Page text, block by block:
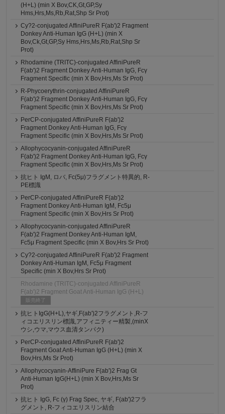
(H+L) (min X Bov,CK,Gt,GP,Sy
Hms,Hrs,Ms,Rb,Rat,Shp Sr Prot)
Cy?2-conjugated AffiniPureR F(ab')2 Fragment
Donkey Anti-Human IgG (H+L) (min X
Bov,Ck,Gt,GP,Sy Hms,Hrs,Ms,Rb,Rat,Shp Sr
Prot)
Rhodamine (TRITC)-conjugated AffiniPureR
F(ab')2 Fragment Donkey Anti-Human IgG, Fcγ
Fragment Specific (min X Bov,Hrs,Ms Sr Prot)
R-Phycoerythrin-conjugated AffiniPureR
F(ab')2 Fragment Donkey Anti-Human IgG, Fcγ
Fragment Specific (min X Bov,Hrs,Ms Sr Prot)
PerCP-conjugated AffiniPureR F(ab')2
Fragment Donkey Anti-Human IgG, Fcγ
Fragment Specific (min X Bov,Hrs,Ms Sr Prot)
Allophycocyanin-conjugated AffiniPureR
F(ab')2 Fragment Donkey Anti-Human IgG, Fcγ
Fragment Specific (min X Bov,Hrs,Ms Sr Prot)
抗ヒト IgM, ロバ, Fc(5μ)フラグメント特異的, R-
PE標識
PerCP-conjugated AffiniPureR F(ab')2
Fragment Donkey Anti-Human IgM, Fc5μ
Fragment Specific (min X Bov,Hrs Sr Prot)
Allophycocyanin-conjugated AffiniPureR
F(ab')2 Fragment Donkey Anti-Human IgM,
Fc5μ Fragment Specific (min X Bov,Hrs Sr Prot)
Cy?2-conjugated AffiniPureR F(ab')2 Fragment
Donkey Anti-Human IgM, Fc5μ Fragment
Specific (min X Bov,Hrs Sr Prot)
Rhodamine (TRITC)-conjugated AffiniPureR
F(ab')2 Fragment Goat Anti-Human IgG (H+L)
販売終了
抗ヒトIgG(H+L),ヤギ,F(ab')2フラグメント,R-フ
ィコエリスリン標識,アフィニティー精製,(minX
ウシ,ウマ,マウス血清タンパク)
PerCP-conjugated AffiniPureR F(ab')2
Fragment Goat Anti-Human IgG (H+L) (min X
Bov,Hrs,Ms Sr Prot)
Allophycocyanin-AffiniPure F(ab')2 Frag Gt
Anti-Human IgG(H+L) (min X Bov,Hrs,Ms Sr
Prot)
抗ヒト IgG, Fc (γ) Frag Spec, ヤギ, F(ab')2フラ
グメント, R-フィコエリスリン結合